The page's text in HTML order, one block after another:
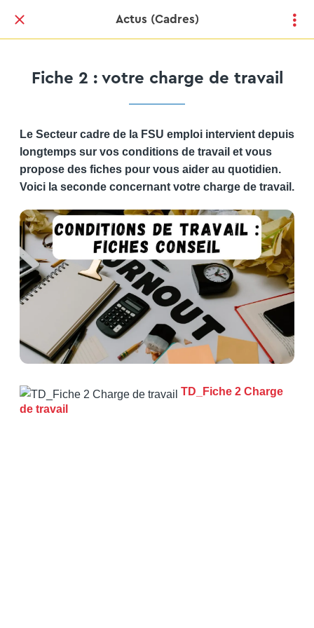
Actus (Cadres)
Fiche 2 : votre charge de travail
Le Secteur cadre de la FSU emploi intervient depuis
longtemps sur vos conditions de travail et vous
propose des fiches pour vous aider au quotidien.
Voici la seconde concernant votre charge de travail.
TD_Fiche 2 Charge
de travail